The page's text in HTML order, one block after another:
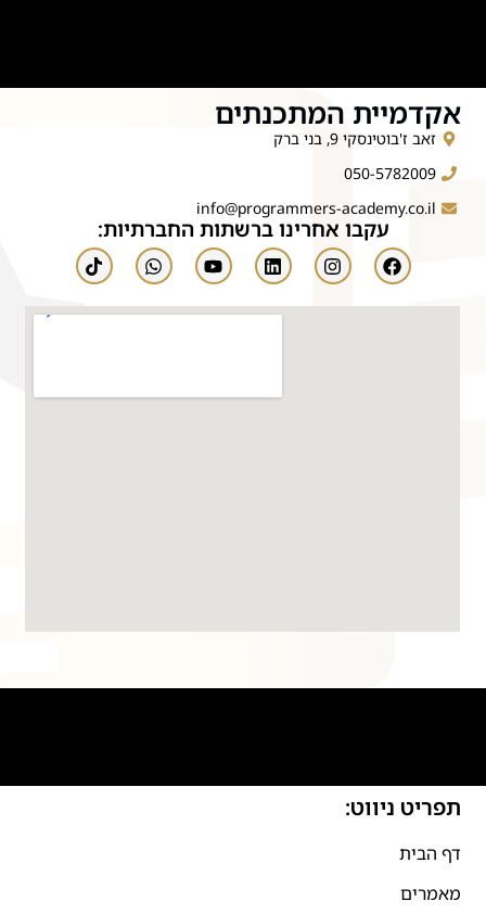
אקדמיית המתכנתים
זאב ז'בוטינסקי 9, בני ברק
050-5782009
info@programmers-academy.co.il
עקבו אחרינו ברשתות החברתיות:
תפריט ניווט:
דף הבית
מאמרים